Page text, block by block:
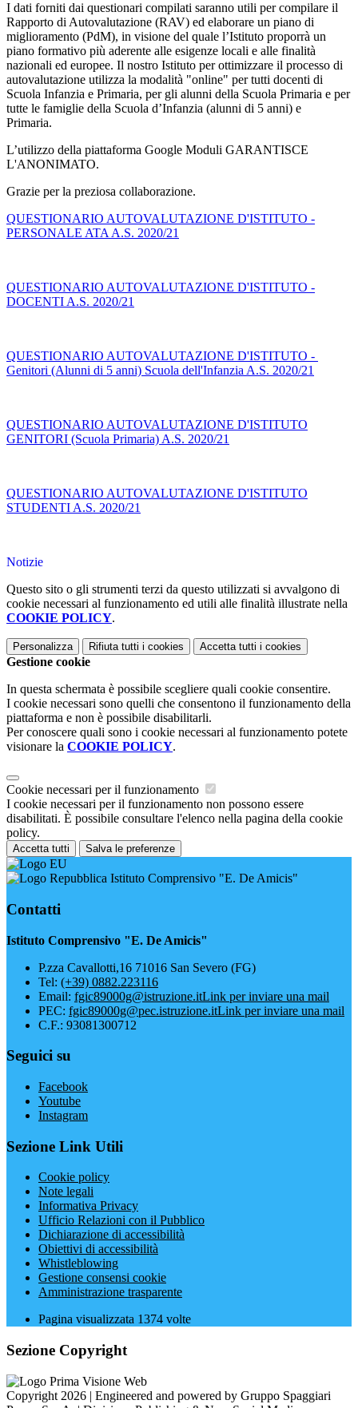
I dati forniti dai questionari compilati saranno utili per compilare il
Rapporto di Autovalutazione (RAV) ed elaborare un piano di
miglioramento (PdM), in visione del quale l’Istituto proporrà un
piano formativo più aderente alle esigenze locali e alle finalità
nazionali ed europee. Il nostro Istituto per ottimizzare il processo di
autovalutazione utilizza la modalità "online" per tutti docenti di
Scuola Infanzia e Primaria, per gli alunni della Scuola Primaria e per
tutte le famiglie della Scuola d’Infanzia (alunni di 5 anni) e
Primaria.
L’utilizzo della piattaforma Google Moduli GARANTISCE
L'ANONIMATO.
Grazie per la preziosa collaborazione.
QUESTIONARIO AUTOVALUTAZIONE D'ISTITUTO -
PERSONALE ATA A.S. 2020/21
QUESTIONARIO AUTOVALUTAZIONE D'ISTITUTO -
DOCENTI A.S. 2020/21
QUESTIONARIO AUTOVALUTAZIONE D'ISTITUTO -
Genitori (Alunni di 5 anni) Scuola dell'Infanzia A.S. 2020/21
QUESTIONARIO AUTOVALUTAZIONE D'ISTITUTO
GENITORI (Scuola Primaria) A.S. 2020/21
QUESTIONARIO AUTOVALUTAZIONE D'ISTITUTO
STUDENTI A.S. 2020/21
Notizie
Questo sito o gli strumenti terzi da questo utilizzati si avvalgono di
cookie necessari al funzionamento ed utili alle finalità illustrate nella
COOKIE POLICY.
Personalizza Rifiuta tutti i cookies Accetta tutti i cookies
Gestione cookie
In questa schermata è possibile scegliere quali cookie consentire.
I cookie necessari sono quelli che consentono il funzionamento della
piattaforma e non è possibile disabilitarli.
Per conoscere quali sono i cookie necessari al funzionamento potete
visionare la COOKIE POLICY.
Cookie necessari per il funzionamento
I cookie necessari per il funzionamento non possono essere
disabilitati. È possibile consultare l'elenco nella pagina della cookie
policy.
Accetta tutti Salva le preferenze
Istituto Comprensivo "E. De Amicis"
Contatti
Istituto Comprensivo "E. De Amicis"
P.zza Cavallotti,16 71016 San Severo (FG)
Tel: (+39) 0882.223116
Email: fgic89000g@istruzione.itLink per inviare una mail
PEC: fgic89000g@pec.istruzione.itLink per inviare una mail
C.F.: 93081300712
Seguici su
Facebook
Youtube
Instagram
Sezione Link Utili
Cookie policy
Note legali
Informativa Privacy
Ufficio Relazioni con il Pubblico
Dichiarazione di accessibilità
Obiettivi di accessibilità
Whistleblowing
Gestione consensi cookie
Amministrazione trasparente
Pagina visualizzata 1374 volte
Sezione Copyright
Copyright 2026 | Engineered and powered by Gruppo Spaggiari